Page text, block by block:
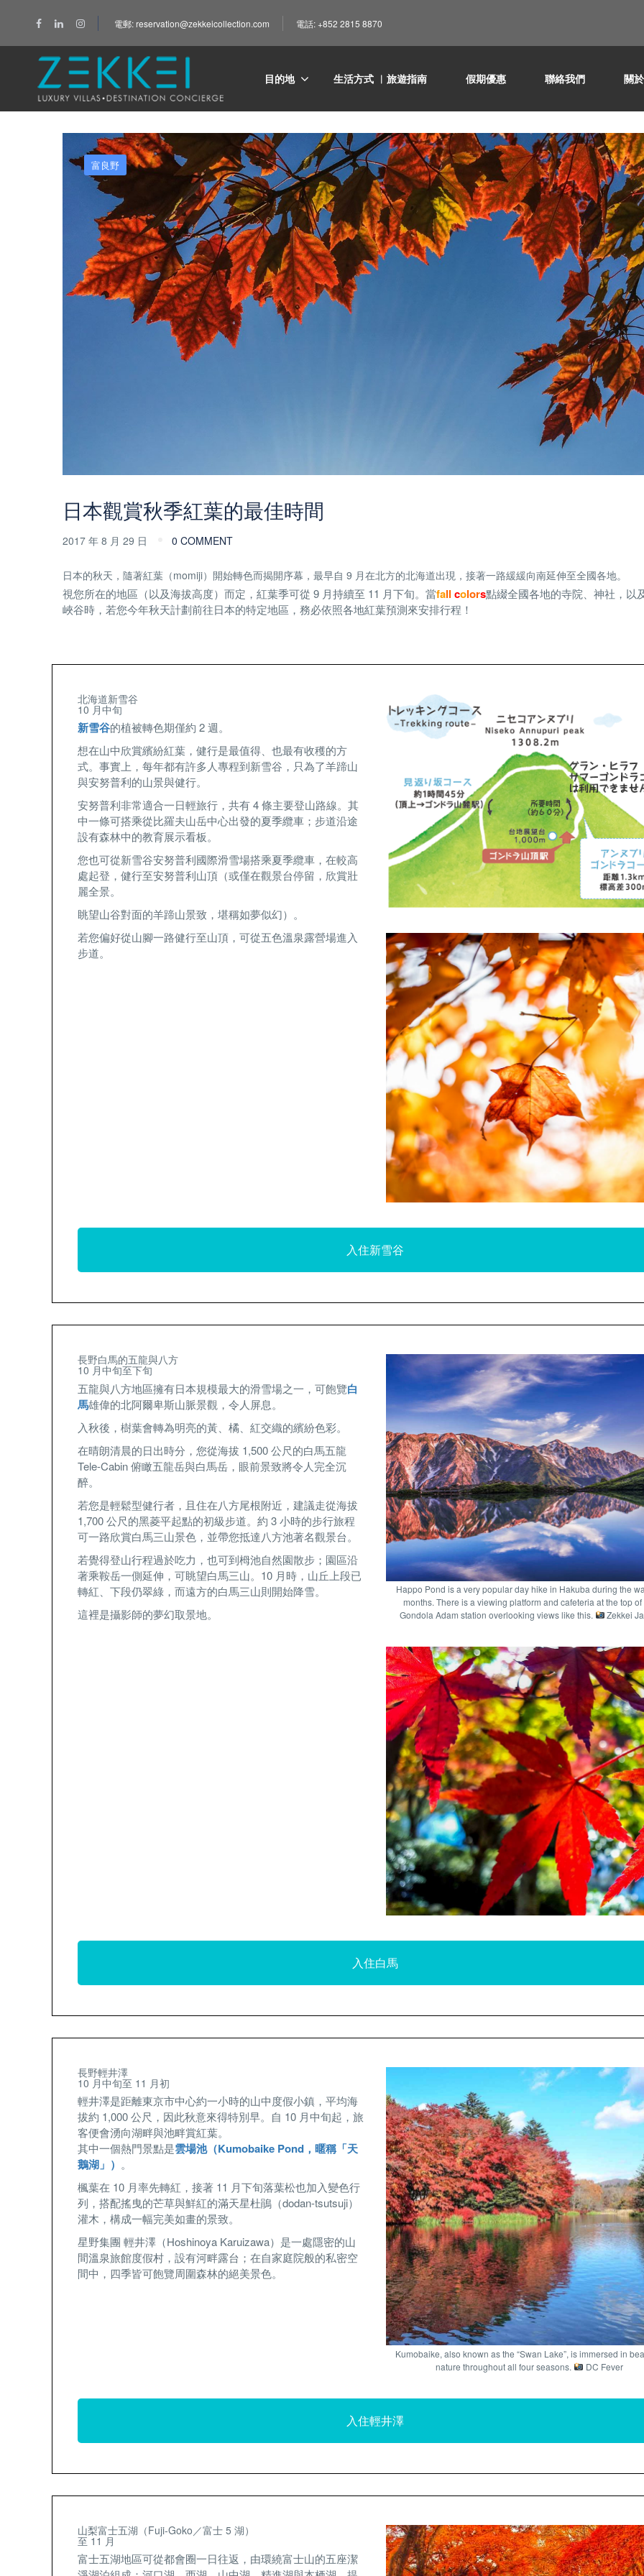
電郵: reservation@zekkeicollection.com 電話: +852 2815 8870
目的地 生活方式 ︳旅遊指南 假期優惠 聯絡我們 關
Home 富良野 新雪谷
富良野
日本觀賞秋季紅葉的最佳時間
2017 年 8 月 29 日 0 COMMENT
日本的秋天，隨著紅葉（momiji）開始轉色而揭開序幕，最早自 9 月在北方的北海道出現，接著一路緩緩向南延伸至全國各地。
視您所在的地區（以及海拔高度）而定，紅葉季可從 9 月持續至 11 月下旬。當fall colors點綴全國各地的寺院、神社，以
峽谷時，若您今年秋天計劃前往日本的特定地區，務必依照各地紅葉預測來安排行程！
北海道新雪谷
10 月中旬
新雪谷的植被轉色期僅約 2 週。
想在山中欣賞繽紛紅葉，健行是最值得、也最有收穫的方
式。事實上，每年都有許多人專程到新雪谷，只為了羊蹄山
與安努普利的山景與健行。
安努普利非常適合一日輕旅行，共有 4 條主要登山路線。其
中一條可搭乘從比羅夫山岳中心出發的夏季纜車；步道沿途
設有森林中的教育展示看板。
您也可從新雪谷安努普利國際滑雪場搭乘夏季纜車，在較高
處起登，健行至安努普利山頂（或僅在觀景台停留，欣賞壯
麗全景。
眺望山谷對面的羊蹄山景致，堪稱如夢似幻）。
若您偏好從山腳一路健行至山頂，可從五色溫泉露營場進入
步道。
入住新雪谷
長野白馬的五龍與八方
10 月中旬至下旬
五龍與八方地區擁有日本規模最大的滑雪場之一，可飽覽白
馬雄偉的北阿爾卑斯山脈景觀，令人屏息。
入秋後，樹葉會轉為明亮的黃、橘、紅交織的繽紛色彩。
在晴朗清晨的日出時分，您從海拔 1,500 公尺的白馬五龍
Tele-Cabin 俯瞰五龍岳與白馬岳，眼前景致將令人完全沉
醉。
若您是輕鬆型健行者，且住在八方尾根附近，建議走從海拔
1,700 公尺的黑菱平起點的初級步道。約 3 小時的步行旅程
可一路欣賞白馬三山景色，並帶您抵達八方池著名觀景台。
若覺得登山行程過於吃力，也可到栂池自然園散步；園區沿
著乘鞍岳一側延伸，可眺望白馬三山。10 月時，山丘上段已
轉紅、下段仍翠綠，而遠方的白馬三山則開始降雪。
這裡是攝影師的夢幻取景地。
Happo Pond is a very popular day hike in Hakuba during the
months. There is a viewing platform and cafeteria at the top of
Gondola Adam station overlooking views like this.
Zekkei
入住白馬
長野輕井澤
10 月中旬至 11 月初
輕井澤是距離東京市中心約一小時的山中度假小鎮，平均海
拔約 1,000 公尺，因此秋意來得特別早。自 10 月中旬起，旅
客便會湧向湖畔與池畔賞紅葉。
其中一個熱門景點是雲場池（Kumobaike Pond，暱稱「天
鵝湖」） 。
楓葉在 10 月率先轉紅，接著 11 月下旬落葉松也加入變色行
列，搭配搖曳的芒草與鮮紅的滿天星杜鵑（dodan-tsutsuji）
灌木，構成一幅完美如畫的景致。
星野集團 輕井澤（Hoshinoya Karuizawa）是一處隱密的山
間溫泉旅館度假村，設有河畔露台；在自家庭院般的私密空
間中，四季皆可飽覽周圍森林的絕美景色。
Kumobaike, also known as the “Swan Lake”, is immersed in
nature throughout all four seasons.
DC Fever
入住輕井澤
山梨富士五湖（Fuji-Goko／富士 5 湖）
至 11 月
富士五湖地區可從都會圈一日往返，由環繞富士山的五座潔